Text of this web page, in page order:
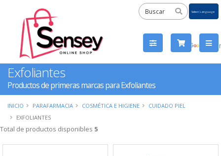
by
Exfoliantes
Productos de primeras marcas para Exfoliantes
INICIO PARAFARMACIA COSMÉTICA E HIGIENE
CUIDADO PIEL
EXFOLIANTES
Total de productos disponibles 5